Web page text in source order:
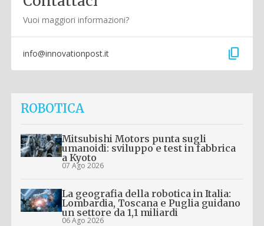
Vuoi maggiori informazioni?
info@innovationpost.it content_copy
ROBOTICA
Mitsubishi Motors punta sugli
umanoidi: sviluppo e test in fabbrica
a Kyoto
07 Ago 2026
La geografia della robotica in Italia:
Lombardia, Toscana e Puglia guidano
un settore da 1,1 miliardi
06 Ago 2026